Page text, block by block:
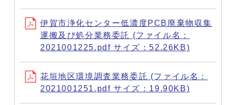
伊賀市浄化センター低濃度PCB廃棄物収集
運搬及び処分業務委託 (ファイル名：
2021001225.pdf サイズ：52.26KB)
花垣地区環境調査業務委託 (ファイル名：
2021001251.pdf サイズ：19.90KB)